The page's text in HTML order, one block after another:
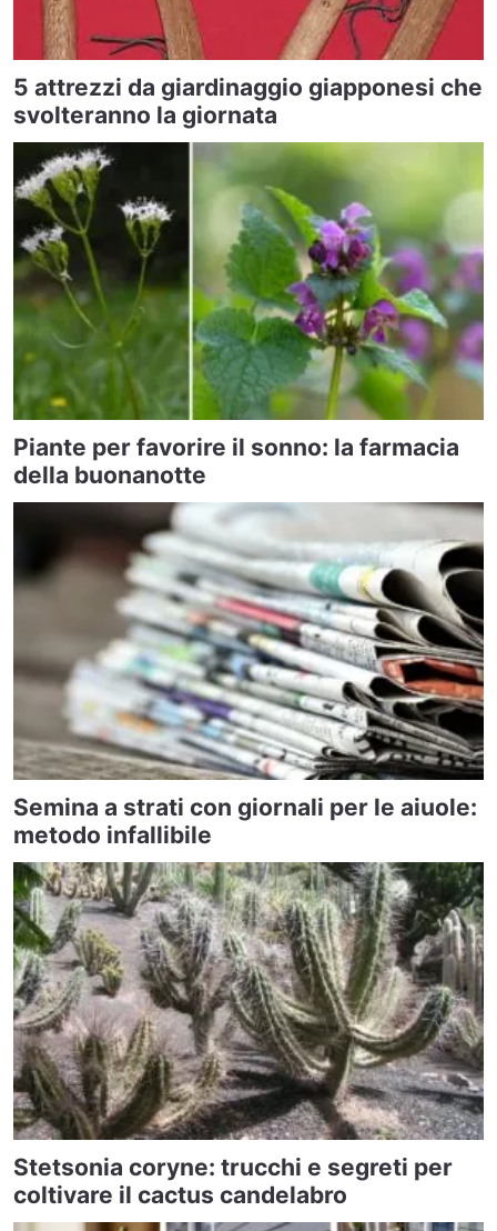
5 attrezzi da giardinaggio giapponesi che
svolteranno la giornata
Piante per favorire il sonno: la farmacia
della buonanotte
Semina a strati con giornali per le aiuole:
metodo infallibile
Stetsonia coryne: trucchi e segreti per
coltivare il cactus candelabro